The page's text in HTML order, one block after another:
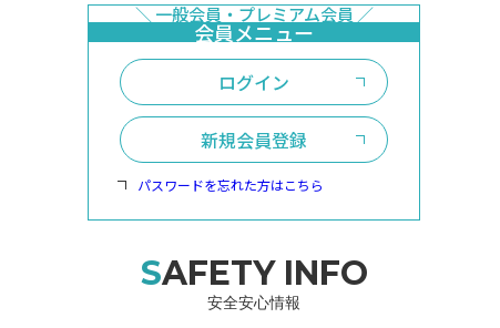
ログイン
新規会員登録
パスワードを忘れた方はこちら
SAFETY INFO
安全安心情報